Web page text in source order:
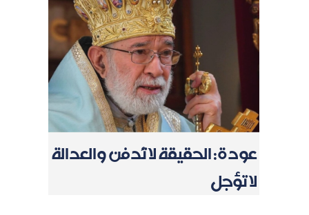
عودة: الحقيقة لا تُدفن والعدالة
لا تؤجل